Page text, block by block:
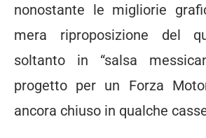
nonostante le migliorie
mera riproposizione del
soltanto in “salsa
progetto per un Forza
ancora chiuso in qualche